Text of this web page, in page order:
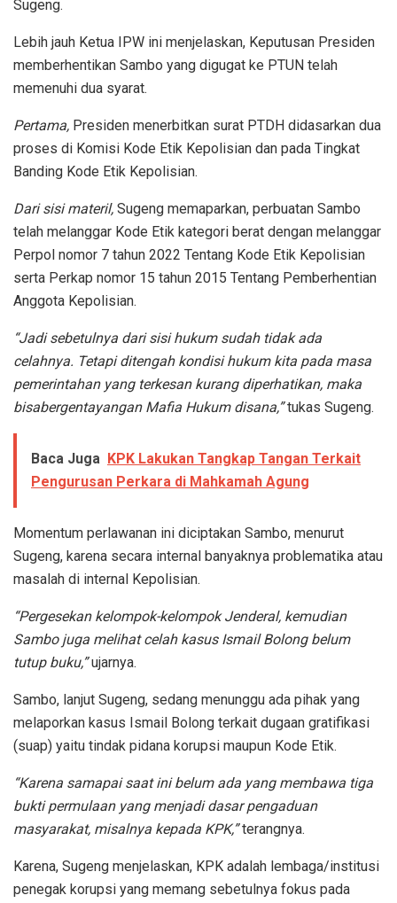
Sugeng.
Lebih jauh Ketua IPW ini menjelaskan, Keputusan Presiden
memberhentikan Sambo yang digugat ke PTUN telah
memenuhi dua syarat.
Pertama, Presiden menerbitkan surat PTDH didasarkan dua
proses di Komisi Kode Etik Kepolisian dan pada Tingkat
Banding Kode Etik Kepolisian.
Dari sisi materil, Sugeng memaparkan, perbuatan Sambo
telah melanggar Kode Etik kategori berat dengan melanggar
Perpol nomor 7 tahun 2022 Tentang Kode Etik Kepolisian
serta Perkap nomor 15 tahun 2015 Tentang Pemberhentian
Anggota Kepolisian.
“Jadi sebetulnya dari sisi hukum sudah tidak ada
celahnya. Tetapi ditengah kondisi hukum kita pada masa
pemerintahan yang terkesan kurang diperhatikan, maka
bisabergentayangan Mafia Hukum disana,”tukas Sugeng.
Baca Juga KPK Lakukan Tangkap Tangan Terkait
Pengurusan Perkara di Mahkamah Agung
Momentum perlawanan ini diciptakan Sambo, menurut
Sugeng, karena secara internal banyaknya problematika atau
masalah di internal Kepolisian.
“Pergesekan kelompok-kelompok Jenderal, kemudian
Sambo juga melihat celah kasus Ismail Bolong belum
tutup buku,”ujarnya.
Sambo, lanjut Sugeng, sedang menunggu ada pihak yang
melaporkan kasus Ismail Bolong terkait dugaan gratifikasi
(suap) yaitu tindak pidana korupsi maupun Kode Etik.
“Karena samapai saat ini belum ada yang membawa tiga
bukti permulaan yang menjadi dasar pengaduan
masyarakat, misalnya kepada KPK,”terangnya.
Karena, Sugeng menjelaskan, KPK adalah lembaga/institusi
penegak korupsi yang memang sebetulnya fokus pada